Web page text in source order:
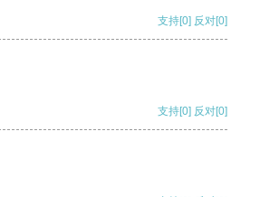
支持[0] 反对[0]
支持[0] 反对[0]